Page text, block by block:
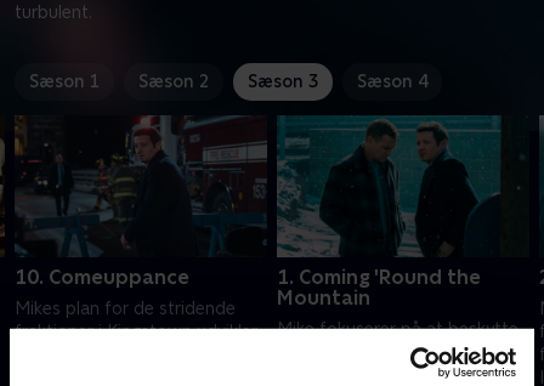
turbulent.
Sæson 1 Sæson 2 Sæson 3 Sæson 4
10. Comeuppance
Mikes plan for de stridende
fraktioner i Kingstown udvikler
1. Coming 'Round the
Mountain
Mike fokuserer på at beskytte
sin bror, mens han kæmper
mod nye kræfter i Kingstown.